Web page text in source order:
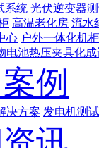
系统 光伏逆变器
高温老化房 流水
心 户外一体化机柜
电池热压夹具化
例
决方案 发电机测